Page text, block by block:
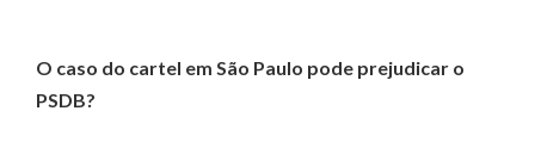
O caso do cartel em São Paulo pode prejudicar o
PSDB?